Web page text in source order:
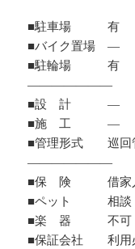
■駐車場 有
■バイク置場 ―
■駐輪場 有
―――――――
■設 計 ―
■施 工 ―
■管理形式 巡回
―――――――
■保 険 借家人
■ペット 相談（
■楽 器 不可
■保証会社 利用